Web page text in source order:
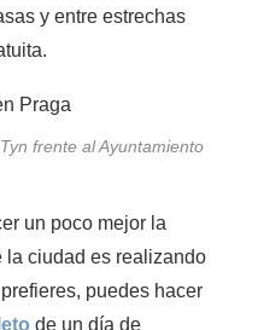
y entre estrechas
frente al Ayuntamiento
un poco mejor la
la ciudad es realizando
puedes hacer
de un día de